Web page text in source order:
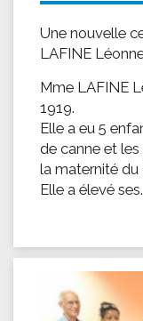
Une nouvelle
LAFINE
Mme LAFINE
1919.
Elle a eu 5
de canne et
la maternité du
Elle a élevé